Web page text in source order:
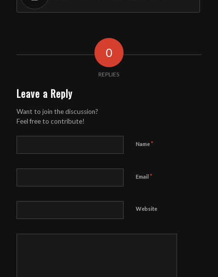
0
REPLIES
Leave a Reply
Want to join the discussion?
Feel free to contribute!
Name*
Email *
Website